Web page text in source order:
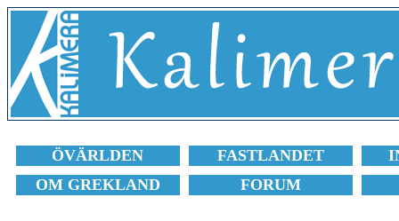
ÖVÄRLDEN FASTLANDET
OM GREKLAND
FORUM